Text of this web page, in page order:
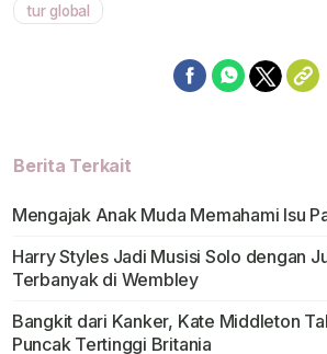
tur global
Berita Terkait
Mengajak Anak Muda Memahami Isu
Harry Styles Jadi Musisi Solo dengan
Terbanyak di Wembley
Bangkit dari Kanker, Kate Middleton
Puncak Tertinggi Britania